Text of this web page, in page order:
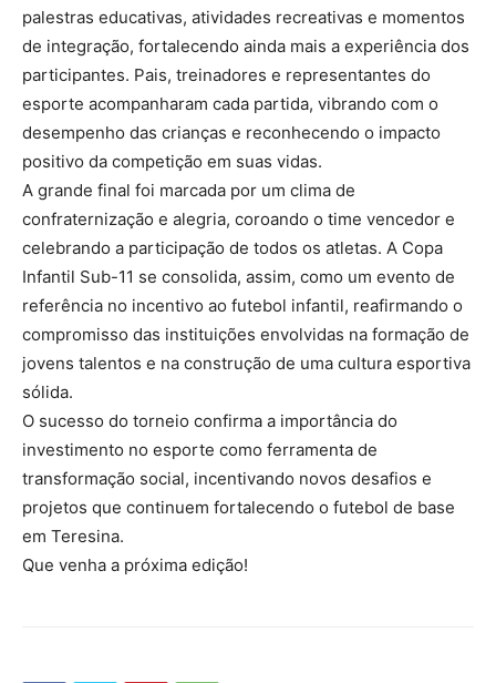
palestras educativas, atividades recreativas e momentos
de integração, fortalecendo ainda mais a experiência dos
participantes. Pais, treinadores e representantes do
esporte acompanharam cada partida, vibrando com o
desempenho das crianças e reconhecendo o impacto
positivo da competição em suas vidas.
A grande final foi marcada por um clima de
confraternização e alegria, coroando o time vencedor e
celebrando a participação de todos os atletas. A Copa
Infantil Sub-11 se consolida, assim, como um evento de
referência no incentivo ao futebol infantil, reafirmando o
compromisso das instituições envolvidas na formação de
jovens talentos e na construção de uma cultura esportiva
sólida.
O sucesso do torneio confirma a importância do
investimento no esporte como ferramenta de
transformação social, incentivando novos desafios e
projetos que continuem fortalecendo o futebol de base
em Teresina.
Que venha a próxima edição!